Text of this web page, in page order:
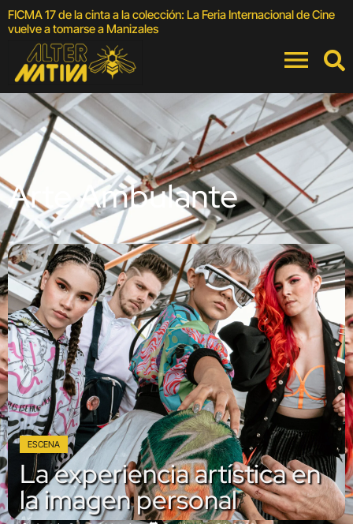
FICMA 17 de la cinta a la colección: La Feria Internacional de Cine
vuelve a tomarse a Manizales
Arte Ambulante
ESCENA
La experiencia artística en
la imagen personal